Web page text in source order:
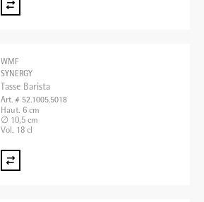
WMF
SYNERGY
Tasse Barista
Art. # 52.1005.5018
Haut. 6 cm
∅ 10,5 cm
Vol. 18 cl